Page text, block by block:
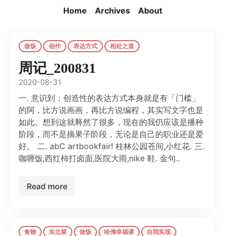
Home Archives About
做饭 创作 表达方式 相处之道
周记_200831
2020-08-31
一. 意识到：创造性的表达方式本身就是有「门槛」
的阿，比方说画画，再比方说编程，其实写文字也是
如此。想到这就释然了很多，现在的我仍应该是播种
阶段，而不是摘果子阶段，无论是自己的职业还是爱
好。 二. abC artbookfair! 桂林公园苍间,小红花. 三.
咖喱饭,西红柿打卤面,医院大雨,nike 鞋. 金句..
Read more
食物 东北菜 做饭 哈佛幸福课 自我实现